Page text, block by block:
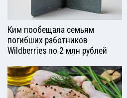
Ким пообещала семьям
погибших работников
Wildberries по 2 млн рублей